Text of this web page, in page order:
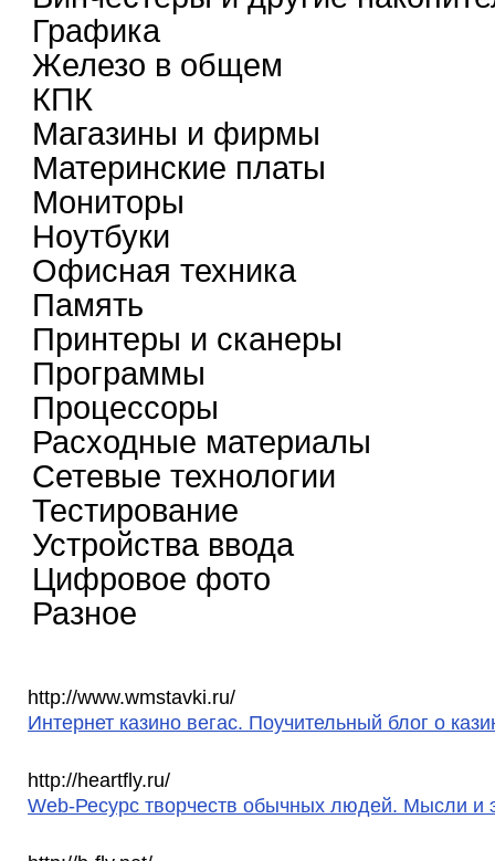
Графика
Железо в общем
КПК
Магазины и фирмы
Материнские платы
Мониторы
Ноутбуки
Офисная техника
Память
Принтеры и сканеры
Программы
Процессоры
Расходные материалы
Сетевые технологии
Тестирование
Устройства ввода
Цифровое фото
Разное
http://www.wmstavki.ru/
Интернет казино вегас. Поучительный блог о
http://heartfly.ru/
Web-Ресурс творчеств обычных людей. Мысли и